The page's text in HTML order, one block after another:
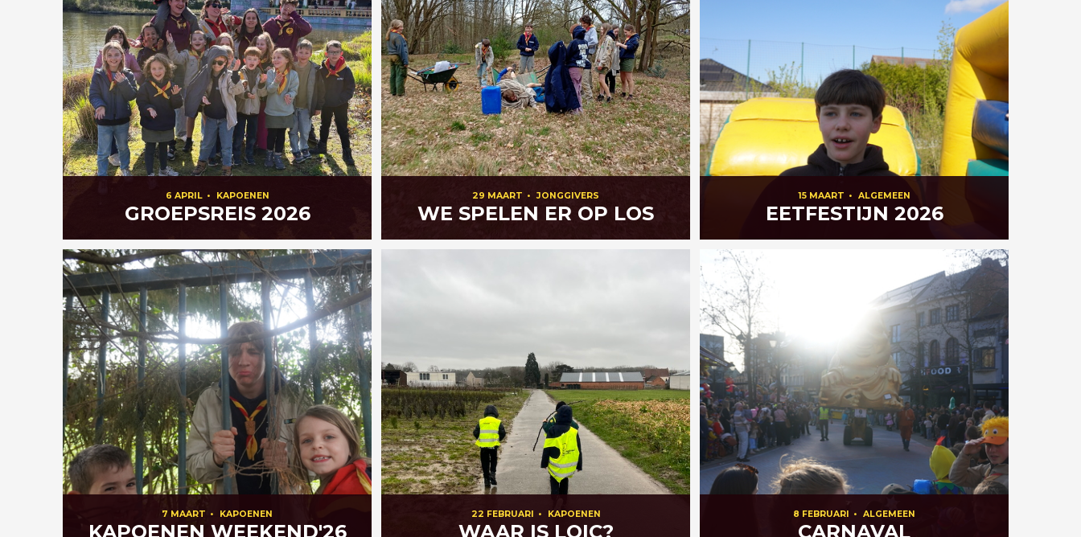
6 APRIL • KAPOENEN
GROEPSREIS 2026
29 MAART • JONGGIVERS
WE SPELEN ER OP LOS
15 MAART • ALGEMEEN
EETFESTIJN 2026
7 MAART • KAPOENEN
KAPOENEN WEEKEND'26
22 FEBRUARI • KAPOENEN
WAAR IS LOIC?
8 FEBRUARI • ALGEMEEN
CARNAVAL